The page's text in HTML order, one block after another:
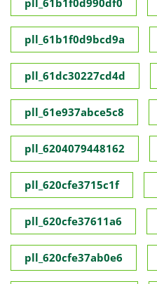
pll_61b1f0d990df0
pll_61b1f0d9bcd9a
pll_61dc30227cd4d
pll_61e937abce5c8
pll_6204079448162
pll_620cfe3715c1f
pll_620cfe37611a6
pll_620cfe37ab0e6